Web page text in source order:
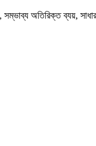
সম্ভাব্য অতিরিক্ত ব্যয়,